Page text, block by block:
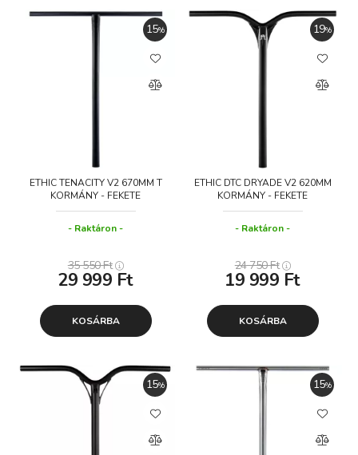
15
ETHIC TENACITY V2 670MM T
KORMÁNY - FEKETE
Raktáron
35 550Ft
29 999 Ft
KOSÁRBA
19
ETHIC DTC DRYADE V2 620MM
KORMÁNY - FEKETE
Raktáron
24 750Ft
19 999 Ft
KOSÁRBA
15 15